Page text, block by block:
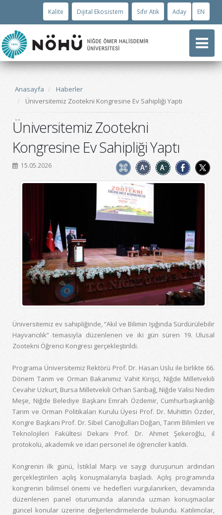
Kalite Dijital Ekosistem Sıfır Atık Aday EN
Anasayfa
Haberler
Üniversitemiz Zootekni Kongresine Ev Sahipliği Yaptı
Üniversitemiz Zootekni
Kongresine Ev Sahipliği Yaptı
15.05.2026
Üniversitemiz ev sahipliğinde, “Akıl ve Bilimin Işığında Sürdürülebilir
Hayvancılık” temasıyla düzenlenen ve iki gün süren 19. Ulusal
Zootekni Öğrenci Kongresi gerçekleştirildi.
Programa Üniversitemiz Rektörü Prof. Dr. Hasan Uslu ile birlikte 66.
Dönem Tarım ve Orman Bakanımız Vahit Kirişci, Niğde Milletvekili
Cevahir Uzkurt, Bursa Milletvekili Orhan Sarıbağ, Niğde Valisi Nedim
Meşe, Niğde Belediye Başkanı Emrah Özdemir, Cumhurbaşkanlığı
Tarım ve Orman Politikaları Kurulu Üyesi Prof. Dr. Muhittin Özder,
Kongre Başkanı Prof. Dr. Sibel Canoğulları Doğan, Tarım Bilimleri ve
Teknolojileri Fakültesi Dekanı Prof. Dr. Ahmet Şekeroğlu, il
protokolü, akademik ve idari personel ile öğrenciler katıldı.
Kongrenin ilk günü, İstiklal Marşı ve saygı duruşunun ardından
gerçekleştirilen açılış konuşmalarıyla başladı. Açılış programında
kongrenin bilimsel önemi ve hedefleri vurgulanırken, devamında
düzenlenen panel oturumunda alanında uzman konuşmacılar
güncel konular üzerine değerlendirmelerde bulundu. Katılımcılar,